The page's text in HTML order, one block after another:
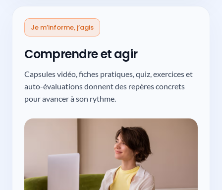
Je m’informe, j’agis
Comprendre et agir
Capsules vidéo, fiches pratiques, quiz, exercices et
auto-évaluations donnent des repères concrets
pour avancer à son rythme.